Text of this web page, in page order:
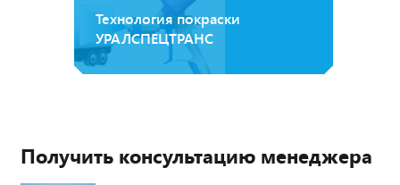
Технология покраски
УРАЛСПЕЦТРАНС
Получить консультацию менеджера